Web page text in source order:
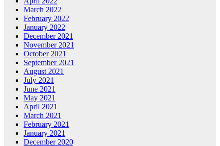
March 2022
February 2022
January 2022
December 2021
November 2021
October 2021
September 2021
August 2021
July 2021
June 2021
May 2021
April 2021
March 2021
February 2021
January 2021
December 2020